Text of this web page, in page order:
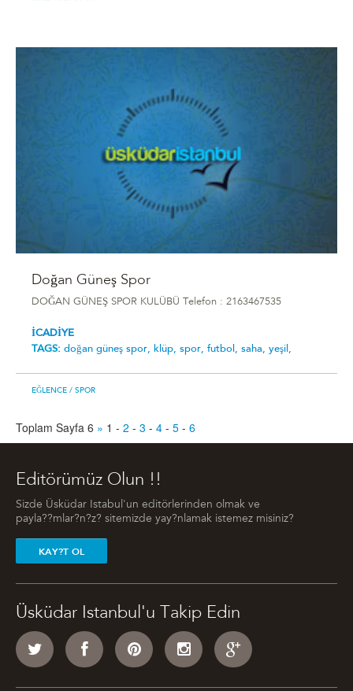
Doğan Güneş Spor
DOĞAN GÜNEŞ SPOR KULÜBÜ Telefon : 2163467535
İCADİYE
TAGS: doğan güneş spor, klüp, spor, futbol, saha, yeşil,
EĞLENCE / SPOR
Toplam Sayfa 6 » 1 - 2 - 3 - 4 - 5 - 6
Editörümüz Olun !!
Sizde Üsküdar Istabul'un editörlerinden olmak ve
payla??mlar?n?z? sitemizde yay?nlamak istemez misiniz?
KAY?T OL
Üsküdar Istanbul'u Takip Edin